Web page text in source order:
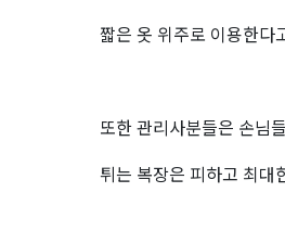
짧은 옷 위주로 이용한다
또한 관리사분들은 손님
튀는 복장은 피하고 최대